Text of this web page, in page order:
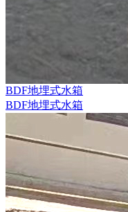
BDF地埋式水箱
BDF地埋式水箱